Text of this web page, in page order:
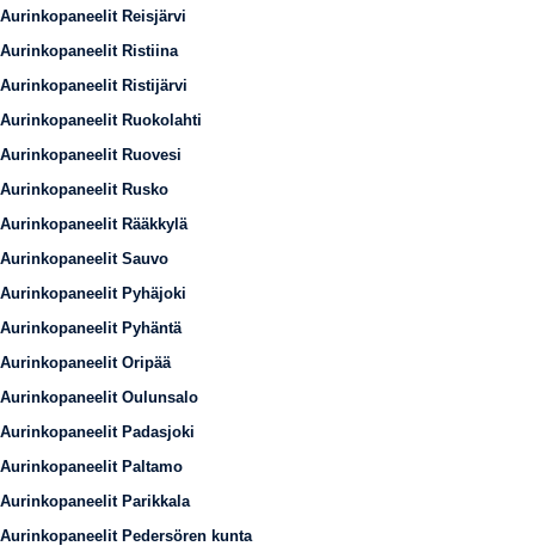
Aurinkopaneelit Reisjärvi
Aurinkopaneelit Ristiina
Aurinkopaneelit Ristijärvi
Aurinkopaneelit Ruokolahti
Aurinkopaneelit Ruovesi
Aurinkopaneelit Rusko
Aurinkopaneelit Rääkkylä
Aurinkopaneelit Sauvo
Aurinkopaneelit Pyhäjoki
Aurinkopaneelit Pyhäntä
Aurinkopaneelit Oripää
Aurinkopaneelit Oulunsalo
Aurinkopaneelit Padasjoki
Aurinkopaneelit Paltamo
Aurinkopaneelit Parikkala
Aurinkopaneelit Pedersören kunta